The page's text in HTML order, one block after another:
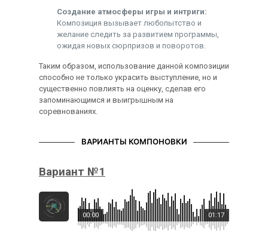
Создание атмосферы игры и интриги:
Композиция вызывает любопытство и
желание следить за развитием программы,
ожидая новых сюрпризов и поворотов.
Таким образом, использование данной композиции
способно не только украсить выступление, но и
существенно повлиять на оценку, сделав его
запоминающимся и выигрышным на
соревнованиях.
ВАРИАНТЫ КОМПОНОВКИ
Вариант №1
01:17
00:00